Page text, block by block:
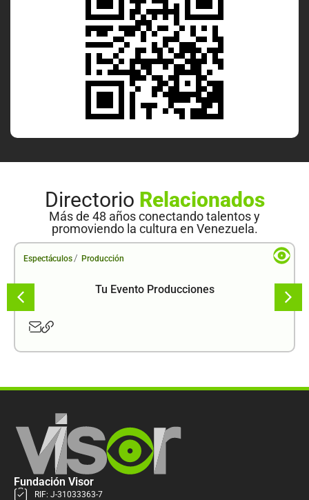
Directorio Relacionados
Más de 48 años conectando talentos y
promoviendo la cultura en Venezuela.
Espectáculos / Producción
Tu Evento Producciones
Fundación Visor
RIF: J-31033363-7